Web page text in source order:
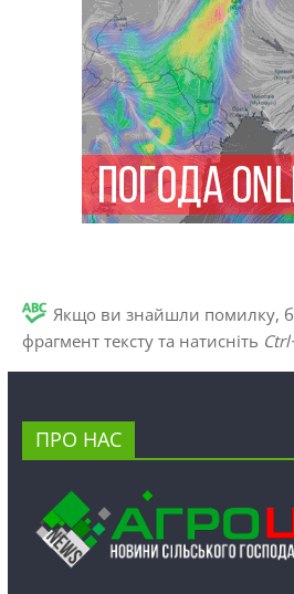
Якщо ви знайшли помилку,
фрагмент тексту та натисніть
ПРО НАС